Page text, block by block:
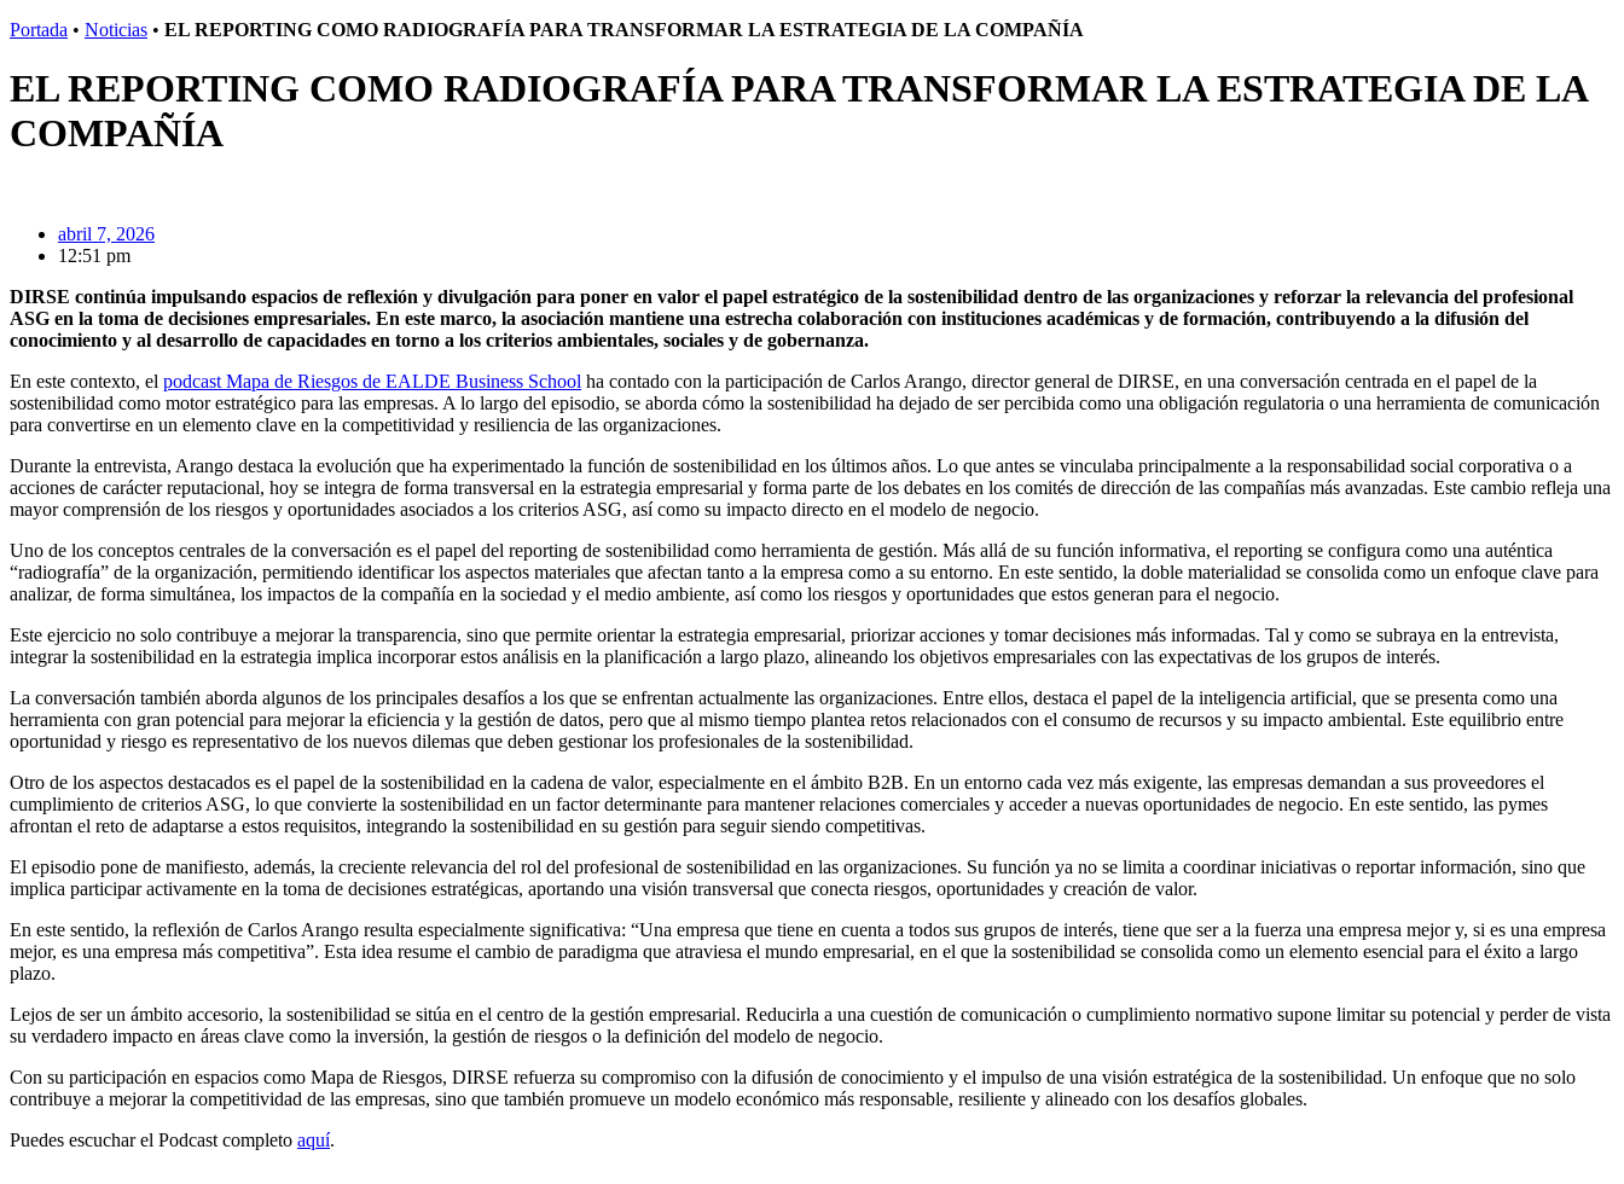
Portada • Noticias • EL REPORTING COMO RADIOGRAFÍA PARA TRANSFORMAR LA ESTRATEGIA DE LA COMPAÑÍA
EL REPORTING COMO RADIOGRAFÍA PARA TRANSFORMAR LA ESTRATEGIA DE LA
COMPAÑÍA
abril 7, 2026
12:51 pm
DIRSE continúa impulsando espacios de reflexión y divulgación para poner en valor el papel estratégico de la sostenibilidad dentro de las organizaciones y reforzar la relevancia del profesional
ASG en la toma de decisiones empresariales. En este marco, la asociación mantiene una estrecha colaboración con instituciones académicas y de formación, contribuyendo a la difusión del
conocimiento y al desarrollo de capacidades en torno a los criterios ambientales, sociales y de gobernanza.
En este contexto, el podcast Mapa de Riesgos de EALDE Business School ha contado con la participación de Carlos Arango, director general de DIRSE, en una conversación centrada en el papel de la
sostenibilidad como motor estratégico para las empresas. A lo largo del episodio, se aborda cómo la sostenibilidad ha dejado de ser percibida como una obligación regulatoria o una herramienta de comunicación
para convertirse en un elemento clave en la competitividad y resiliencia de las organizaciones.
Durante la entrevista, Arango destaca la evolución que ha experimentado la función de sostenibilidad en los últimos años. Lo que antes se vinculaba principalmente a la responsabilidad social corporativa o a
acciones de carácter reputacional, hoy se integra de forma transversal en la estrategia empresarial y forma parte de los debates en los comités de dirección de las compañías más avanzadas. Este cambio refleja una
mayor comprensión de los riesgos y oportunidades asociados a los criterios ASG, así como su impacto directo en el modelo de negocio.
Uno de los conceptos centrales de la conversación es el papel del reporting de sostenibilidad como herramienta de gestión. Más allá de su función informativa, el reporting se configura como una auténtica
“radiografía” de la organización, permitiendo identificar los aspectos materiales que afectan tanto a la empresa como a su entorno. En este sentido, la doble materialidad se consolida como un enfoque clave para
analizar, de forma simultánea, los impactos de la compañía en la sociedad y el medio ambiente, así como los riesgos y oportunidades que estos generan para el negocio.
Este ejercicio no solo contribuye a mejorar la transparencia, sino que permite orientar la estrategia empresarial, priorizar acciones y tomar decisiones más informadas. Tal y como se subraya en la entrevista,
integrar la sostenibilidad en la estrategia implica incorporar estos análisis en la planificación a largo plazo, alineando los objetivos empresariales con las expectativas de los grupos de interés.
La conversación también aborda algunos de los principales desafíos a los que se enfrentan actualmente las organizaciones. Entre ellos, destaca el papel de la inteligencia artificial, que se presenta como una
herramienta con gran potencial para mejorar la eficiencia y la gestión de datos, pero que al mismo tiempo plantea retos relacionados con el consumo de recursos y su impacto ambiental. Este equilibrio entre
oportunidad y riesgo es representativo de los nuevos dilemas que deben gestionar los profesionales de la sostenibilidad.
Otro de los aspectos destacados es el papel de la sostenibilidad en la cadena de valor, especialmente en el ámbito B2B. En un entorno cada vez más exigente, las empresas demandan a sus proveedores el
cumplimiento de criterios ASG, lo que convierte la sostenibilidad en un factor determinante para mantener relaciones comerciales y acceder a nuevas oportunidades de negocio. En este sentido, las pymes
afrontan el reto de adaptarse a estos requisitos, integrando la sostenibilidad en su gestión para seguir siendo competitivas.
El episodio pone de manifiesto, además, la creciente relevancia del rol del profesional de sostenibilidad en las organizaciones. Su función ya no se limita a coordinar iniciativas o reportar información, sino que
implica participar activamente en la toma de decisiones estratégicas, aportando una visión transversal que conecta riesgos, oportunidades y creación de valor.
En este sentido, la reflexión de Carlos Arango resulta especialmente significativa: “Una empresa que tiene en cuenta a todos sus grupos de interés, tiene que ser a la fuerza una empresa mejor y, si es una empresa
mejor, es una empresa más competitiva”. Esta idea resume el cambio de paradigma que atraviesa el mundo empresarial, en el que la sostenibilidad se consolida como un elemento esencial para el éxito a largo
plazo.
Lejos de ser un ámbito accesorio, la sostenibilidad se sitúa en el centro de la gestión empresarial. Reducirla a una cuestión de comunicación o cumplimiento normativo supone limitar su potencial y perder de vista
su verdadero impacto en áreas clave como la inversión, la gestión de riesgos o la definición del modelo de negocio.
Con su participación en espacios como Mapa de Riesgos, DIRSE refuerza su compromiso con la difusión de conocimiento y el impulso de una visión estratégica de la sostenibilidad. Un enfoque que no solo
contribuye a mejorar la competitividad de las empresas, sino que también promueve un modelo económico más responsable, resiliente y alineado con los desafíos globales.
Puedes escuchar el Podcast completo aquí.